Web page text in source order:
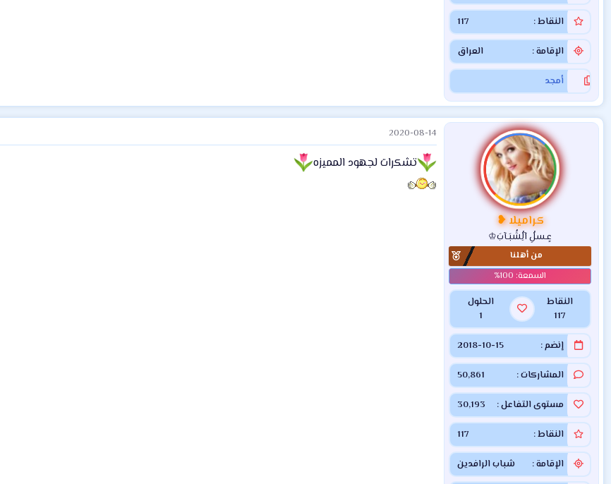
النقاط 117
الإقامة العراق
أمجد
كراميلا ❥
عٍـسلُِ آلُِشُبَـآبَ♔
من أهلنا
النقاط
117
الحلول
1
إنضم 2018-10-15
المشاركات 50,861
مستوى التفاعل 30,193
النقاط 117
الإقامة شباب الرافدين
2020-08-14
تشكرات لجهود المميزه